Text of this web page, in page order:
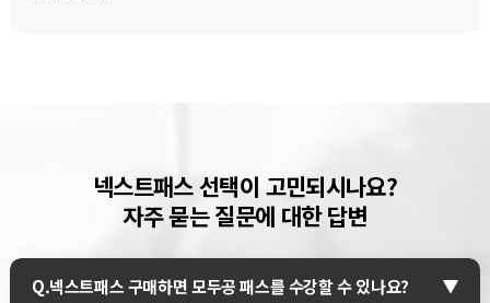
넥스트패스 선택이 고민되시나요?
자주 묻는 질문에 대한 답변
Q.넥스트패스 구매하면 모두공 패스를 수강할 수 있나요?